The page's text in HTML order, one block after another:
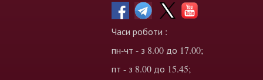
Часи роботи :
пн-чт - з 8.00 до 17.00;
пт - з 8.00 до 15.45;